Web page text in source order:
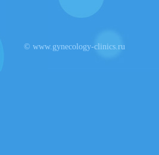
© www.gynecology-clinics.ru